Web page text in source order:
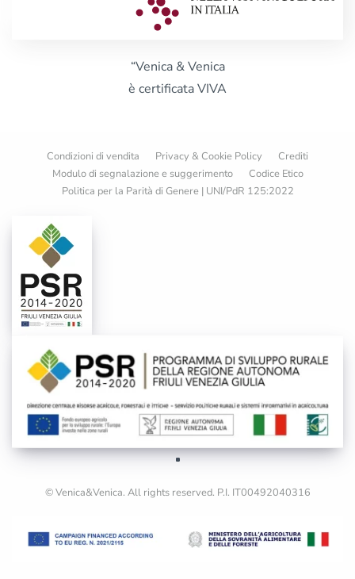
“Venica & Venica
è certificata VIVA
Condizioni di vendita Privacy & Cookie Policy
Crediti
Modulo di segnalazione e suggerimento
Codice Etico
Politica per la Parità di Genere | UNI/PdR 125:2022
© Venica&Venica. All rights reserved. P.I. IT00492040316